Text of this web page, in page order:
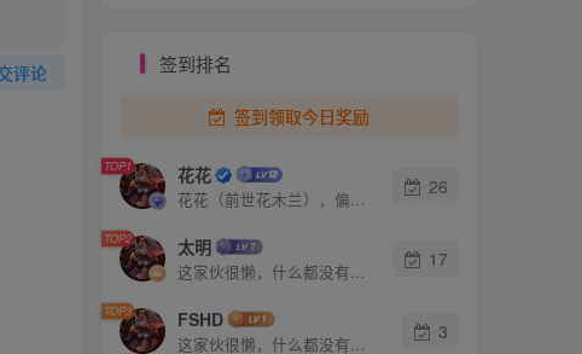
评论
签到排名
签到领取今日奖励
TOP1 花花
花花（前世花木兰），偏门屋创始人，15年之久的网上赚钱经验。
26
TOP2 太明
这家伙很懒，什么都没有写...
17
TOP3 FSHD
这家伙很懒，什么都没有写...
3